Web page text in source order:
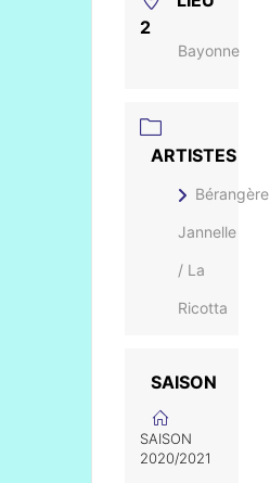
2
Bayonne
ARTISTES
Bérangère
Jannelle
/ La
Ricotta
SAISON
SAISON
2020/2021